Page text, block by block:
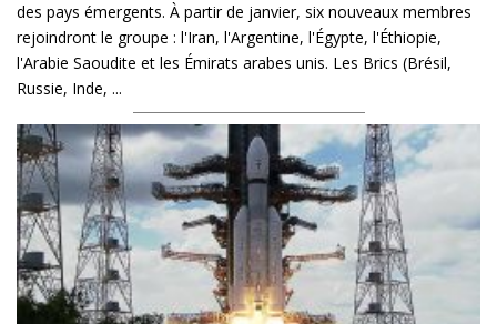
des pays émergents. À partir de janvier, six nouveaux membres
rejoindront le groupe : l'Iran, l'Argentine, l'Égypte, l'Éthiopie,
l'Arabie Saoudite et les Émirats arabes unis. Les Brics (Brésil,
Russie, Inde, ...